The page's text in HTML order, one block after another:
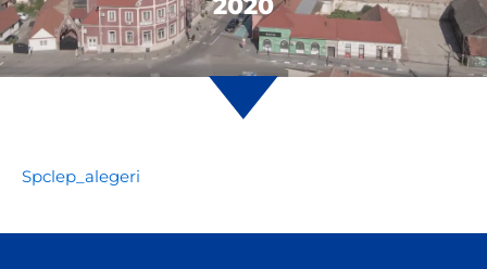
2020
Spclep_alegeri